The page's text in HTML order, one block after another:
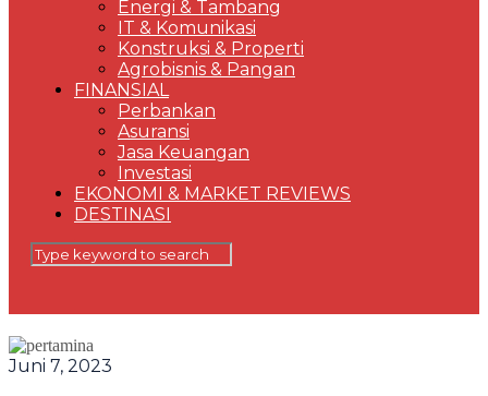
Energi & Tambang
IT & Komunikasi
Konstruksi & Properti
Agrobisnis & Pangan
FINANSIAL
Perbankan
Asuransi
Jasa Keuangan
Investasi
EKONOMI & MARKET REVIEWS
DESTINASI
Juni 7, 2023